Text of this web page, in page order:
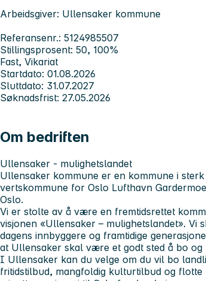
Arbeidsgiver: Ullensaker kommune
Referansenr.: 5124985507
Stillingsprosent: 50, 100%
Fast, Vikariat
Startdato: 01.08.2026
Sluttdato: 31.07.2027
Søknadsfrist: 27.05.2026
Om bedriften
Ullensaker - mulighetslandet
Ullensaker kommune er en kommune i
vertskommune for Oslo Lufthavn
Oslo.
Vi er stolte av å være en fremtidsrettet
visjonen «Ullensaker – mulighetslandet». Vi
dagens innbyggere og framtidige
at Ullensaker skal være et godt sted å bo og
I Ullensaker kan du velge om du vil bo
fritidstilbud, mangfoldig kulturtilbud og